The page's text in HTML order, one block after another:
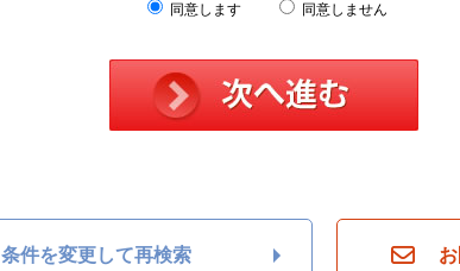
同意します
同意しません
条件を変更して再検索